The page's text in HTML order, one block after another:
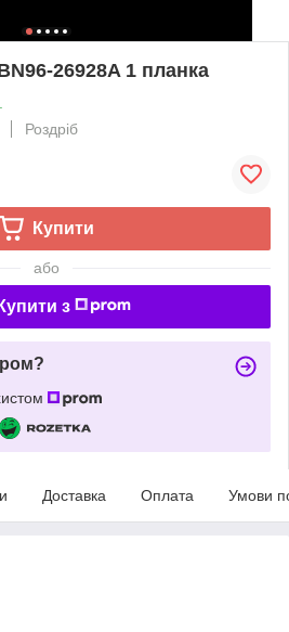
26928A 1 планка
Роздріб
Купити
або
Купити з
Доставка Оплата Умови